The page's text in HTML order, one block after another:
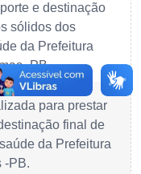
e destinação
sólidos dos
da Prefeitura
-PB.
para prestar
final de
da Prefeitura
-PB.